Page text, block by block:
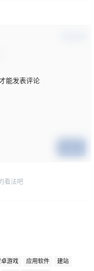
能发表评论
看法吧
游戏 应用软件
建站